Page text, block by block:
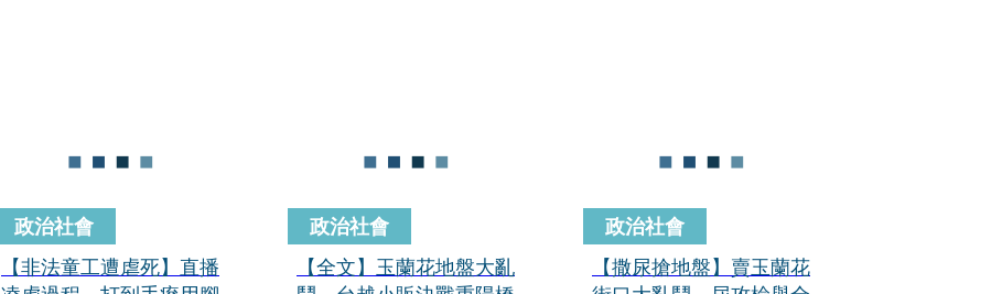
動序幕，縣長潘孟安與內政
感謝新移民為台臺挹注新力
量。
政治社會
【非法童工遭虐死】直播
政治社會
【全文】玉蘭花地盤大亂
政治社會
【撒尿搶地盤】賣玉蘭花